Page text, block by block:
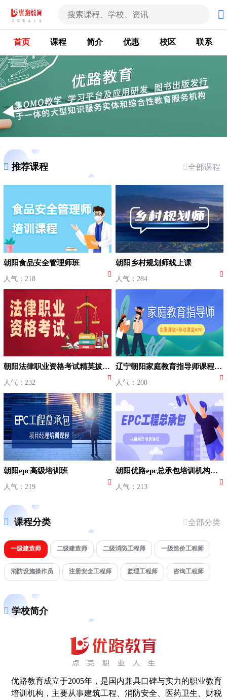
首页 课程 简介 优惠 校区 联系
推荐课程 全部课程
朝阳食品安全管理师班
人气：218
朝阳乡村规划师线上课
人气：284
朝阳法律职业资格考试精英拔高班
人气：232
辽宁朝阳家庭教育指导师课程培训
人气：200
朝阳epc高级培训班
人气：219
朝阳优路epc总承包培训机构学费多少
人气：213
课程分类 全部分类
一级建造师 二级建造师 二级消防工程师 一级造价工程师
消防设施操作员 注册安全工程师 监理工程师 咨询工程师
学校简介
优路教育成立于2005年，是国内兼具口碑与实力的职业教育
培训机构，主要从事建筑工程、消防安全、医药卫生、财税